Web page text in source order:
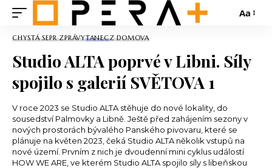
Aa
CHYSTÁ SEPR ZPRÁVYTANECZ DOMOVA
Studio ALTA poprvé v Libni. Síly
spojilo s galerií SVĚTOVA 1
V roce 2023 se Studio ALTA stěhuje do nové lokality, do
sousedství Palmovky a Libně. Ještě před zahájením sezony v
nových prostorách bývalého Panského pivovaru, které se
plánuje na květen 2023, čeká Studio ALTA několik vstupů na
nové území. Prvním z nich je dvoudenní mini cyklus událostí
HOW WE ARE, ve kterém Studio ALTA spojilo síly s libeňskou